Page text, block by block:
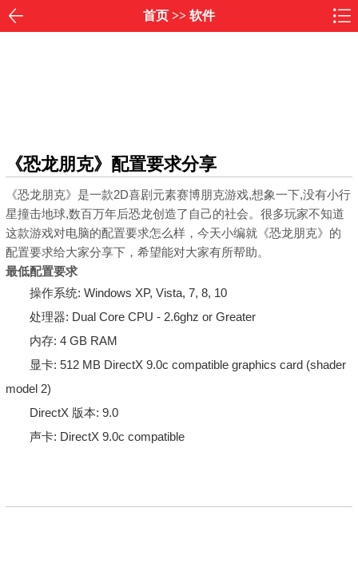
首页>> 软件
《恐龙朋克》配置要求分享
《恐龙朋克》是一款2D喜剧元素赛博朋克游戏,想象一下,没有小行
星撞击地球,数百万年后恐龙创造了自己的社会。很多玩家不知道
这款游戏对电脑的配置要求怎么样，今天小编就《恐龙朋克》的
配置要求给大家分享下，希望能对大家有所帮助。
最低配置要求
操作系统: Windows XP, Vista, 7, 8, 10
处理器: Dual Core CPU - 2.6ghz or Greater
内存: 4 GB RAM
显卡: 512 MB DirectX 9.0c compatible graphics card (shader
model 2)
DirectX 版本: 9.0
声卡: DirectX 9.0c compatible